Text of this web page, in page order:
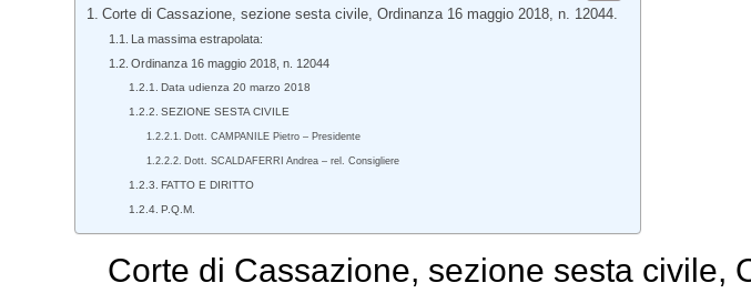
Corte di Cassazione, sezione sesta civile, Ordinanza 16 maggio 2018, n. 12044.
La massima estrapolata:
Ordinanza 16 maggio 2018, n. 12044
Data udienza 20 marzo 2018
SEZIONE SESTA CIVILE
Dott. CAMPANILE Pietro – Presidente
Dott. SCALDAFERRI Andrea – rel. Consigliere
FATTO E DIRITTO
P.Q.M.
Corte di Cassazione, sezione sesta civile,